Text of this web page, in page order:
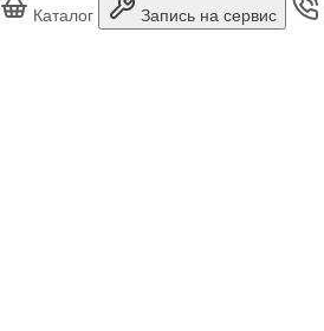
Каталог
Запись на сервис